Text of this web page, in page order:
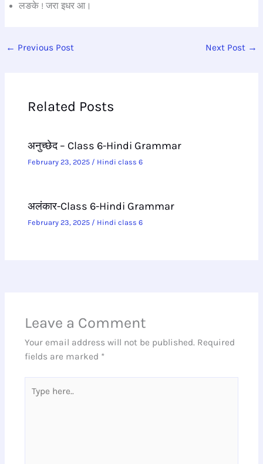
लङके ! जरा इधर आ।
← Previous Post Next Post →
Related Posts
अनुच्छेद – Class 6-Hindi Grammar
February 23, 2025 / Hindi class 6
अलंकार-Class 6-Hindi Grammar
February 23, 2025 / Hindi class 6
Leave a Comment
Your email address will not be published. Required
fields are marked *
here..